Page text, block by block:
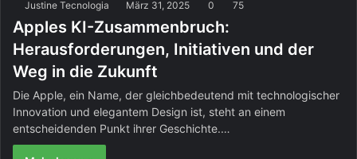
Justine Tecnologia März 31, 2025 0 75
Apples KI-Zusammenbruch:
Herausforderungen, Initiativen und der
Weg in die Zukunft
Die Apple, ein Name, der gleichbedeutend mit technologischer
Innovation und elegantem Design ist, steht an einem
entscheidenden Punkt ihrer Geschichte.…